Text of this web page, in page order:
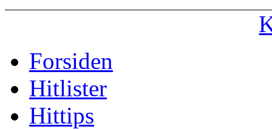
Forsiden
Hitlister
Hittips